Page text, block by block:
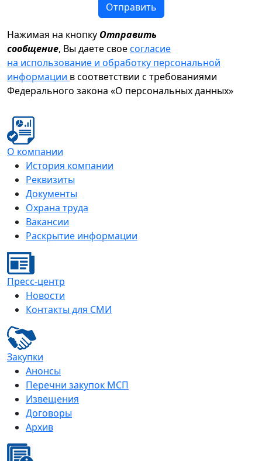
Отправить
Нажимая на кнопку Отправить
сообщение, Вы даете своесогласие
на использование и обработку персональной
информации в соответствии с требованиями
Федерального закона «О персональных данных»
О компании
История компании
Реквизиты
Документы
Охрана труда
Вакансии
Раскрытие информации
Пресс-центр
Новости
Контакты для СМИ
Закупки
Анонсы
Перечни закупок МСП
Извещения
Договоры
Архив